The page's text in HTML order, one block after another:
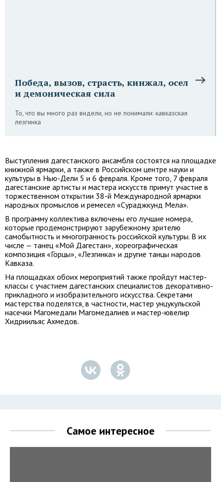
Победа, вызов, страсть, кинжал, осел
и демоническая сила
То, что вы много раз видели, но не понимали: кавказская
лезгинка
Выступления дагестанского ансамбля состоятся на площадке
книжной ярмарки, а также в Российском центре науки и
культуры в Нью-Дели 5 и 6 февраля. Кроме того, 7 февраля
дагестанские артисты и мастера искусств примут участие в
торжественном открытии 38-й Международной ярмарки
народных промыслов и ремесел «Сураджкунд Мела».
В программу коллектива включены его лучшие номера,
которые продемонстрируют зарубежному зрителю
самобытность и многогранность российской культуры. В их
числе — танец «Мой Дагестан», хореографическая
композиция «Горцы», «Лезгинка» и другие танцы народов
Кавказа.
На площадках обоих мероприятий также пройдут мастер-
классы с участием дагестанских специалистов декоративно-
прикладного и изобразительного искусства. Секретами
мастерства поделятся, в частности, мастер унцукульской
насечки Магомедали Магомедалиев и мастер-ювелир
Хидриильяс Ахмедов.
Самое интересное